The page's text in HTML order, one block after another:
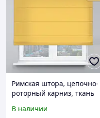
Римская штора, цепочно-
роторный карниз, ткань
150х170 см
В наличии